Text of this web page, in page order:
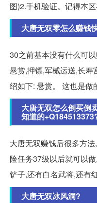
图)2.手机验证。记得本区
大唐无双零怎么赚钱
30之前基本没有什么可
悬赏,押镖,军械运送,长
绍如下: 悬赏。 这也是做
大唐无双怎么倒买倒
知道的
大唐无双赚钱后很多方
险任务37级以后就可以
铲子,还有白名武将,还有
大唐无双冰风洞?